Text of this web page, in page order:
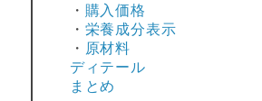
・ 購入価格
・ 栄養成分表示
・ 原材料
ディテール
まとめ